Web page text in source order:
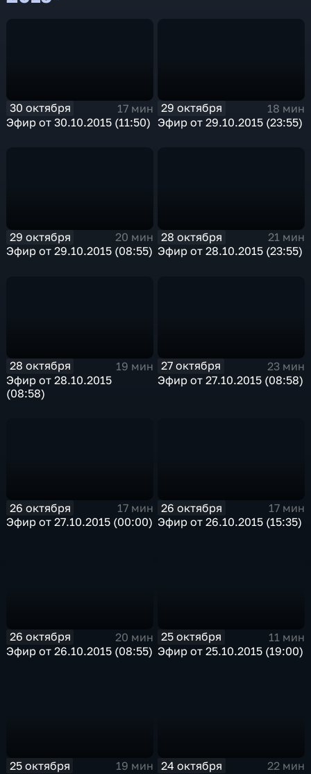
30 октября
17 мин
Эфир от 30.10.2015 (11:50)
29 октября
18 мин
Эфир от 29.10.2015 (23:55)
29 октября
20 мин
Эфир от 29.10.2015 (08:55)
28 октября
21 мин
Эфир от 28.10.2015 (23:55)
28 октября
19 мин
Эфир от 28.10.2015
(08:58)
27 октября
23 мин
Эфир от 27.10.2015 (08:58)
26 октября
17 мин
Эфир от 27.10.2015 (00:00)
26 октября
17 мин
Эфир от 26.10.2015 (15:35)
26 октября
20 мин
Эфир от 26.10.2015 (08:55)
25 октября
11 мин
Эфир от 25.10.2015 (19:00)
25 октября
19 мин
24 октября
22 мин